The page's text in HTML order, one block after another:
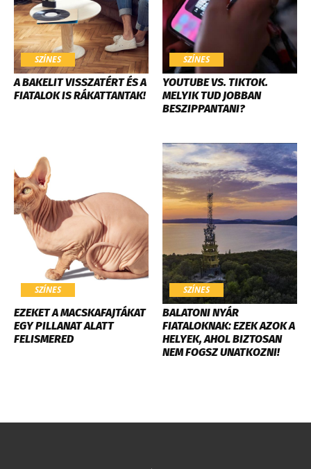
SZÍNES
A BAKELIT VISSZATÉRT ÉS A
FIATALOK IS RÁKATTANTAK!
SZÍNES
YOUTUBE VS. TIKTOK.
MELYIK TUD JOBBAN
BESZIPPANTANI?
SZÍNES
EZEKET A MACSKAFAJTÁKAT
EGY PILLANAT ALATT
FELISMERED
SZÍNES
BALATONI NYÁR
FIATALOKNAK: EZEK AZOK A
HELYEK, AHOL BIZTOSAN
NEM FOGSZ UNATKOZNI!